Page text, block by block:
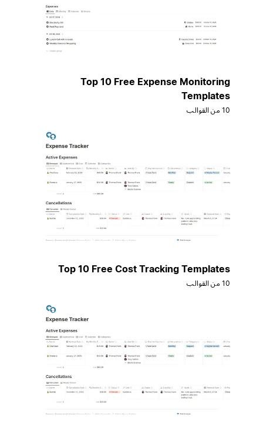
Top 10 Free Expense Monitoring
Templates
Top 10 Free Cost Tracking Templates